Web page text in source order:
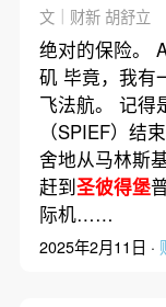
文｜财新 胡舒立
绝对的保险。
矶 毕竟，我有
飞法航。 记得
（SPIEF）结
舍地从马林斯
赶到圣彼得堡
际机……
2025年2月11日 ·